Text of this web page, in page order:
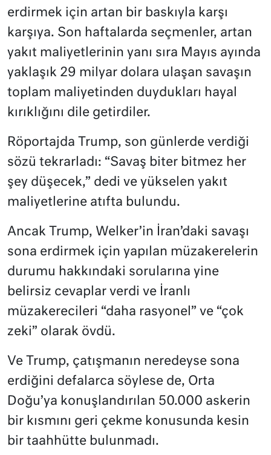
erdirmek için artan bir baskıyla karşı
karşıya. Son haftalarda seçmenler, artan
yakıt maliyetlerinin yanı sıra Mayıs ayında
yaklaşık 29 milyar dolara ulaşan savaşın
toplam maliyetinden duydukları hayal
kırıklığını dile getirdiler.
Röportajda Trump, son günlerde verdiği
sözü tekrarladı: “Savaş biter bitmez her
şey düşecek,” dedi ve yükselen yakıt
maliyetlerine atıfta bulundu.
Ancak Trump, Welker’in İran’daki savaşı
sona erdirmek için yapılan müzakerelerin
durumu hakkındaki sorularına yine
belirsiz cevaplar verdi ve İranlı
müzakerecileri “daha rasyonel” ve “çok
zeki” olarak övdü.
Ve Trump, çatışmanın neredeyse sona
erdiğini defalarca söylese de, Orta
Doğu’ya konuşlandırılan 50.000 askerin
bir kısmını geri çekme konusunda kesin
bir taahhütte bulunmadı.